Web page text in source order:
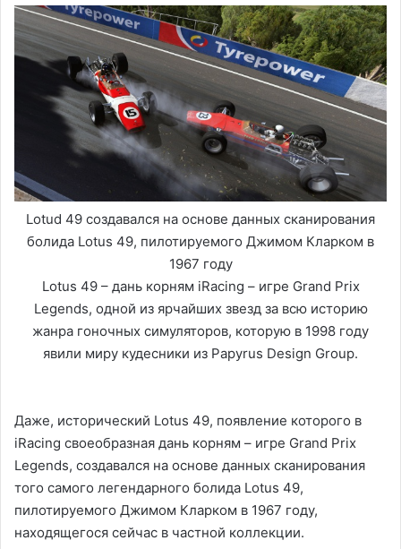
Lotud 49 создавался на основе данных сканирования
болида Lotus 49, пилотируемого Джимом Кларком в
1967 году
Lotus 49 – дань корням iRacing – игре Grand Prix
Legends, одной из ярчайших звезд за всю историю
жанра гоночных симуляторов, которую в 1998 году
явили миру кудесники из Papyrus Design Group.
Даже, исторический Lotus 49, появление которого в
iRacing своеобразная дань корням – игре Grand Prix
Legends, создавался на основе данных сканирования
того самого легендарного болида Lotus 49,
пилотируемого Джимом Кларком в 1967 году,
находящегося сейчас в частной коллекции.